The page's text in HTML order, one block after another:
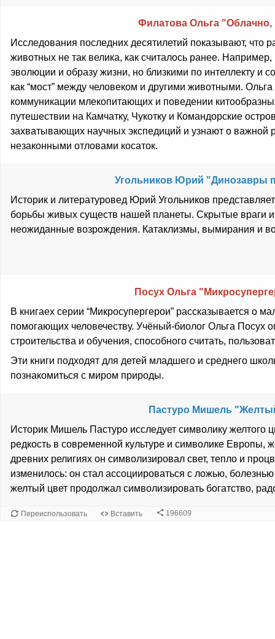
Филатова Ольга
Исследования последних десятилетий показывают, что
животных не так велика, как считалось ранее.
эволюции и образу жизни, но близкими по интеллекту и
как “мост” между человеком и другими животными.
коммуникации млекопитающих и поведении
путешествии на Камчатку, Чукотку и Командорские
захватывающих научных экспедиций и узнают о важной
незаконными отловами косаток.
Угольников Юрий "Динозавры
Историк и литературовед Юрий Угольников
борьбы живых существ нашей планеты. Скрытые враги
неожиданные возрождения. Катаклизмы, вымирания и
Посух Ольга
В книгаех серии “Микросупергерои” рассказывается о
помогающих человечеству. Учёный-биолог Ольга Посух
строительства и обучения, способного считать,
Эти книги подходят для детей младшего и среднего
познакомиться с миром природы.
Пастуро Мишель
Историк Мишель Пастуро исследует символику желтого
редкость в современной культуре и символике
древних религиях он символизировал свет, тепло и
изменилось: он стал ассоциироваться с ложью,
желтый цвет продолжал символизировать богатство,
Переиспользовать Вставить 196609